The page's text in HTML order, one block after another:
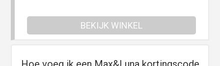
BEKIJK WINKEL